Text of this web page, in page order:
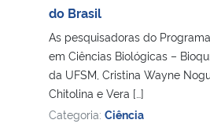
do Brasil
As pesquisadoras do
em Ciências Biológicas –
da UFSM, Cristina Wayne
Chitolina e Vera […]
Categoria: Ciência